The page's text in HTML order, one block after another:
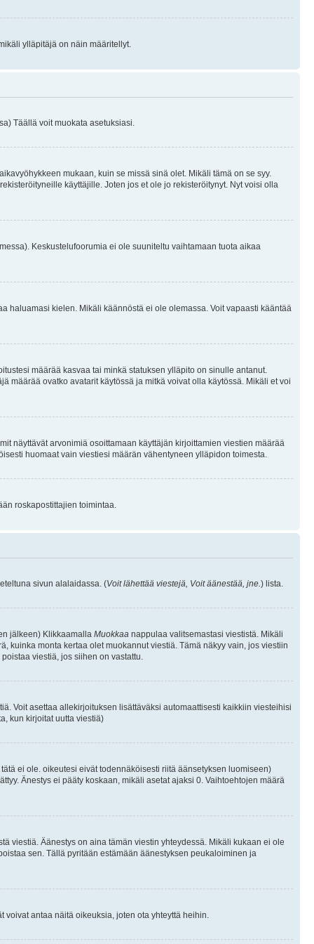
ylläpitäjä on näin määritellyt.
Täällä voit muokata asetuksiasi.
mukaan, kuin se missä sinä olet. Mikäli tämä on se syy.
käyttäjille. Joten jos et ole jo rekisteröitynyt. Nyt voisi olla
Keskustelufoorumia ei ole suuniteltu vaihtamaan tuota aikaa
haluamasi kielen. Mikäli käännöstä ei ole olemassa. Voit vapaasti kääntää
määrää kasvaa tai minkä statuksen ylläpito on sinulle antanut.
määrää ovatko avatarit käytössä ja mitkä voivat olla käytössä. Mikäli et voi
näyttävät arvonimiä osoittamaan käyttäjän kirjoittamien viestien määrää
huomaat vain viestiesi määrän vähentyneen ylläpidon toimesta.
roskapostittajien toimintaa.
sivun alalaidassa. (Voit lähettää viestejä, Voit äänestää, jne. ) lista.
jälkeen) Klikkaamalla Muokkaa nappulaa valitsemastasi viestistä. Mikäli
kuinka monta kertaa olet muokannut viestiä. Tämä näkyy vain, jos viestiin
viestiä, jos siihen on vastattu.
Voit asettaa allekirjoituksen lisättäväksi automaattisesti kaikkiin viesteihisi
kun kirjoitat uutta viestiä)
ei ole. oikeutesi eivät todennäköisesti riitä äänsetyksen luomiseen)
Änestys ei pääty koskaan, mikäli asetat ajaksi 0. Vaihtoehtojen määrä
viestiä. Äänestys on aina tämän viestin yhteydessä. Mikäli kukaan ei ole
sen. Tällä pyritään estämään äänestyksen peukaloiminen ja
antaa näitä oikeuksia, joten ota yhteyttä heihin.